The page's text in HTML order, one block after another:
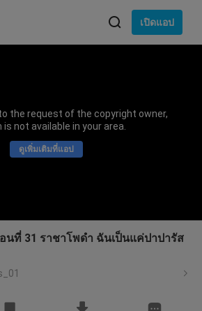
เปิดแอป
the request of the copyright owner,
not available in your area.
ดูเพิ่มเติมที่แอป
นที่ 31 ราชาโพดำ ฉันเป็นแค่ปาปารัส